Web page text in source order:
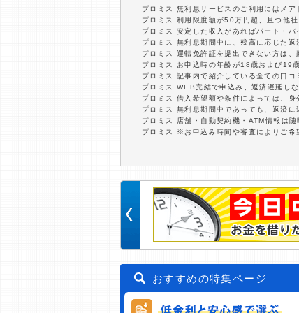
プロミス 無利息サービスのご利用にはメ
プロミス 利用限度額が50万円超、且つ他
プロミス 安定した収入があればパート・バ
プロミス 無利息期間中に、残高に応じた返
プロミス 運転免許証を提出できない方は、
プロミス お申込時の年齢が18歳および19
プロミス 記事内で紹介している全ての口
プロミス WEB完結で申込み、返済遅延し
プロミス 借入希望額や条件によっては、
プロミス 無利息期間中であっても、返済
プロミス 店舗・自動契約機・ATM情報は
プロミス ※お申込み時間や審査によりご希
おすすめの特集ページ